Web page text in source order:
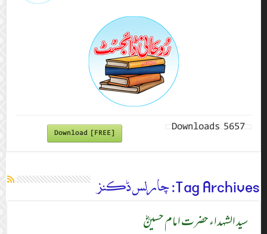
Download [FREE] 5657
Downloads
Tag Archives: چارلس ڈکنز
سید الشہداء حضرت امام حسینؓ